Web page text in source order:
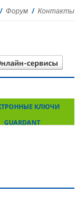
Форум Контакты
КЛЮЧИ
GUARDANT